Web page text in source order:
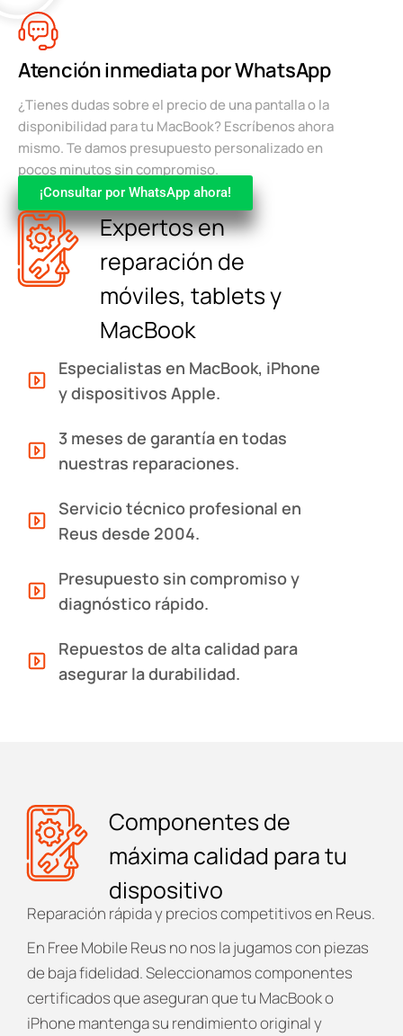
Atención inmediata por WhatsApp
¿Tienes dudas sobre el precio de una pantalla o la
disponibilidad para tu MacBook? Escríbenos ahora
mismo. Te damos presupuesto personalizado en
pocos minutos sin compromiso.
¡Consultar por WhatsApp ahora!
Expertos en
reparación de
móviles, tablets y
MacBook
Especialistas en MacBook, iPhone
y dispositivos Apple.
3 meses de garantía en todas
nuestras reparaciones.
Servicio técnico profesional en
Reus desde 2004.
Presupuesto sin compromiso y
diagnóstico rápido.
Repuestos de alta calidad para
asegurar la durabilidad.
Componentes de
máxima calidad para tu
dispositivo
Reparación rápida y precios competitivos en Reus.
En Free Mobile Reus no nos la jugamos con piezas
de baja fidelidad. Seleccionamos componentes
certificados que aseguran que tu MacBook o
iPhone mantenga su rendimiento original y